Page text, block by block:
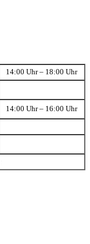
14:00 Uhr – 18:00 Uhr
14:00 Uhr – 16:00 Uhr